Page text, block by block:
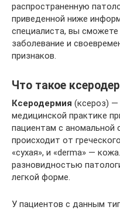
распространенную
приведенной ниже
специалиста, вы
заболевание и
признаков.
Что такое
Ксеродермия (ксероз) —
медицинской практике
пациентам с аномальной
происходит от
«сухая», и «derma» —
разновидностью
легкой форме.
У пациентов с данным